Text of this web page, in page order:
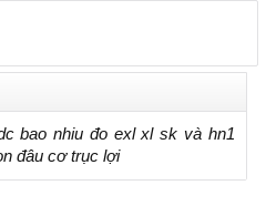
bao nhiu đo exl xl sk và hn1
đâu cơ trục lợi